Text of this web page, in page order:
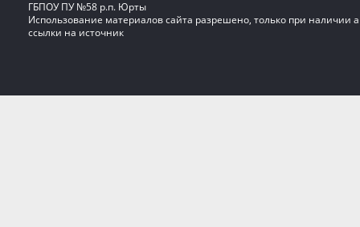
ГБПОУ ПУ №58 р.п. Юрты
Использование материалов сайта разрешено, только при наличии
ссылки на источник